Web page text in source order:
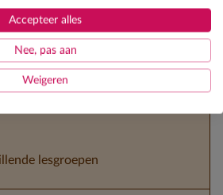
Accepteer alles
Nee, pas aan
Weigeren
tijdens paasvakantie
lesgroepen